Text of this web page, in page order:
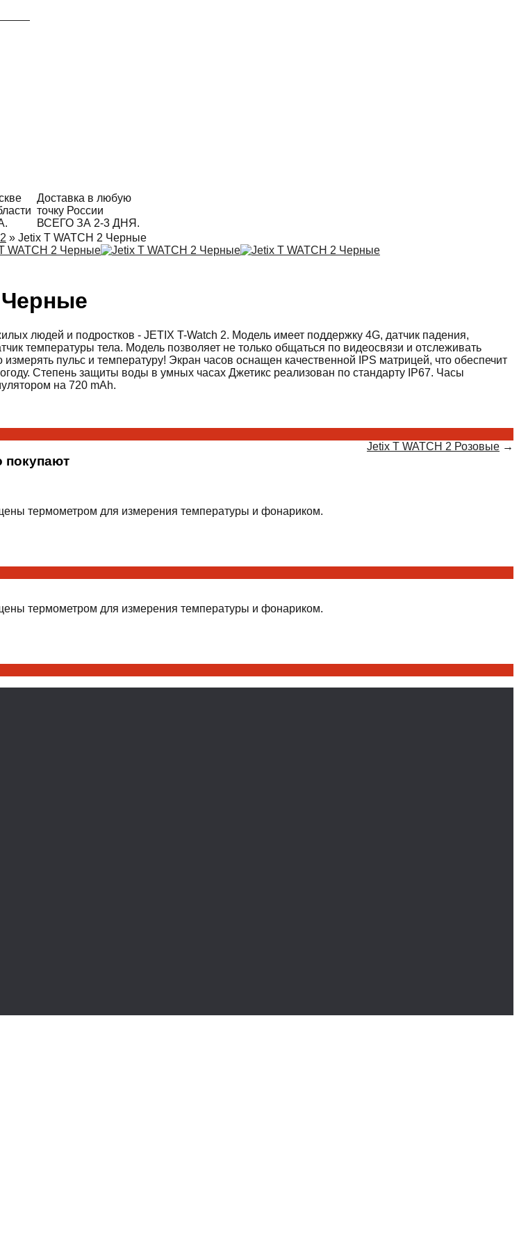
Доставка в любую
точку России
ВСЕГО ЗА 2-3 ДНЯ.
» Jetix T WATCH 2 Черные
Черные
людей и подростков - JETIX T-Watch 2. Модель имеет поддержку 4G, датчик падения,
температуры тела. Модель позволяет не только общаться по видеосвязи и отслеживать
пульс и температуру! Экран часов оснащен качественной IPS матрицей, что обеспечит
Степень защиты воды в умных часах Джетикс реализован по стандарту IP67. Часы
на 720 mAh.
Jetix T WATCH 2 Розовые →
покупают
термометром для измерения температуры и фонариком.
термометром для измерения температуры и фонариком.